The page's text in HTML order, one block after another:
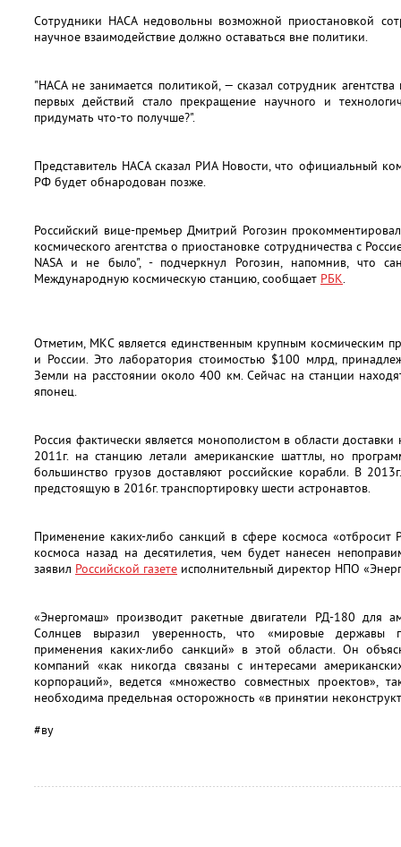
Сотрудники НАСА недовольны возможной приостановкой
научное взаимодействие должно оставаться вне политики.
"НАСА не занимается политикой, — сказал сотрудник
первых действий стало прекращение научного и
придумать что-то получше?".
Представитель НАСА сказал РИА Новости, что официальный
РФ будет обнародован позже.
Российский вице-премьер Дмитрий Рогозин
космического агентства о приостановке сотрудничества с
NASA и не было", - подчеркнул Рогозин, напомнив, что
Международную космическую станцию, сообщает РБК.
Отметим, МКС является единственным крупным космическим
и России. Это лаборатория стоимостью $100 млрд,
Земли на расстоянии около 400 км. Сейчас на станции
японец.
Россия фактически является монополистом в области
2011г. на станцию летали американские шаттлы, но
большинство грузов доставляют российские корабли. В
предстоящую в 2016г. транспортировку шести астронавтов.
Применение каких-либо санкций в сфере космоса
космоса назад на десятилетия, чем будет нанесен
заявил Российской газете исполнительный директор НПО
«Энергомаш» производит ракетные двигатели РД-180 для
Солнцев выразил уверенность, что «мировые державы
применения каких-либо санкций» в этой области. Он
компаний «как никогда связаны с интересами
корпораций», ведется «множество совместных проектов»,
необходима предельная осторожность «в принятии
#ву